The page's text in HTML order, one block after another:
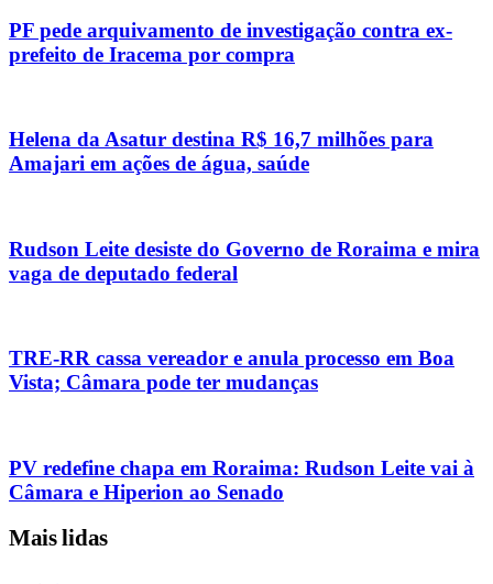
PF pede arquivamento de investigação contra ex-
prefeito de Iracema por compra
Helena da Asatur destina R$ 16,7 milhões para
Amajari em ações de água, saúde
Rudson Leite desiste do Governo de Roraima e mira
vaga de deputado federal
TRE-RR cassa vereador e anula processo em Boa
Vista; Câmara pode ter mudanças
PV redefine chapa em Roraima: Rudson Leite vai à
Câmara e Hiperion ao Senado
Mais lidas